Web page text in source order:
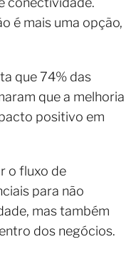
é mais uma opção,
que 74% das
que a melhoria
positivo em
o fluxo de
para não
mas também
dos negócios.